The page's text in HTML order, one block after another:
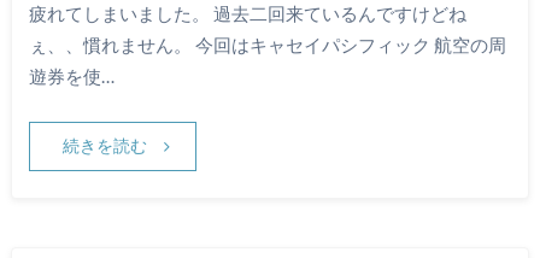
疲れてしまいました。 過去二回来ているんですけどね
ぇ、、慣れません。 今回はキャセイパシフィック 航空の周
遊券を使…
続きを読む